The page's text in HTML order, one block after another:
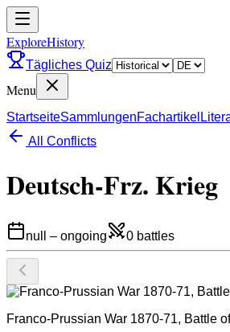
ExploreHistory
Tägliches Quiz
Menu
StartseiteSammlungenFachartikel
All Conflicts
Deutsch-Frz. Krieg
null – ongoing 0 battles
Franco-Prussian War 1870-71, Battle